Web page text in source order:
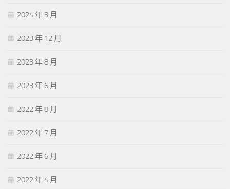
2024 年 3 月
2023 年 12 月
2023 年 8 月
2023 年 6 月
2022 年 8 月
2022 年 7 月
2022 年 6 月
2022 年 4 月